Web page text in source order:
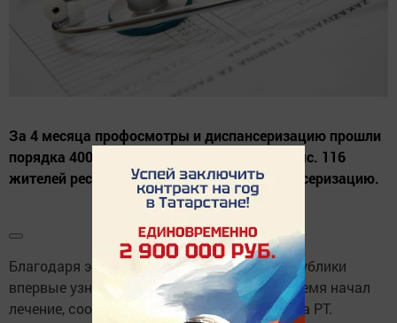
За 4 месяца профосмотры и диспансеризацию прошли
порядка 400 тыс. татарстанцев, еще 118 тыс. 116
жителей республики – углубленную диспансеризацию.
Благодаря этому каждый 15-й жители республики
впервые узнал о своем заболевании и вовремя начал
лечение, сообщает пресс-служба Минздрава РТ.